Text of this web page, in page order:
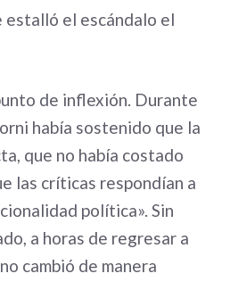
el escándalo el
de inflexión. Durante
había sostenido que la
que no había costado
las críticas respondían a
política». Sin
a horas de regresar a
cambió de manera